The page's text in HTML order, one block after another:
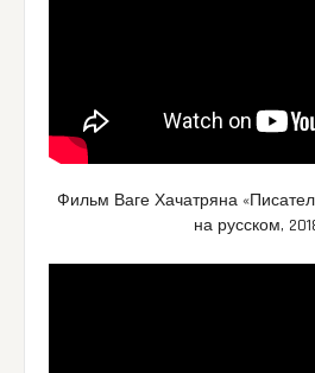
Фильм Ваге Хачатряна
на русском,